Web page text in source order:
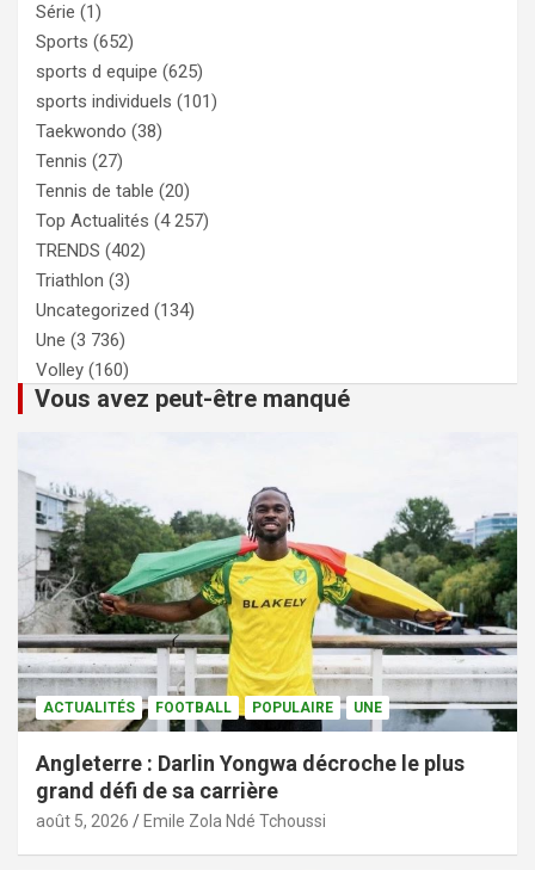
Série (1)
Sports (652)
sports d equipe (625)
sports individuels (101)
Taekwondo (38)
Tennis (27)
Tennis de table (20)
Top Actualités (4 257)
TRENDS (402)
Triathlon (3)
Uncategorized (134)
Une (3 736)
Volley (160)
Vous avez peut-être manqué
ACTUALITÉS FOOTBALL POPULAIRE UNE
Angleterre : Darlin Yongwa décroche le plus
grand défi de sa carrière
août 5, 2026 Emile Zola Ndé Tchoussi